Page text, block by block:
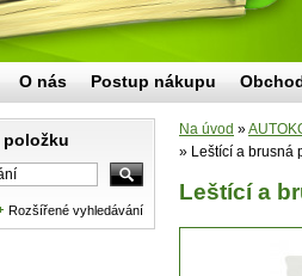
položku
Rozšířené vyhledávání
Na úvod »
» Leštící a brusná
Leštící a
O nás Postup nákupu